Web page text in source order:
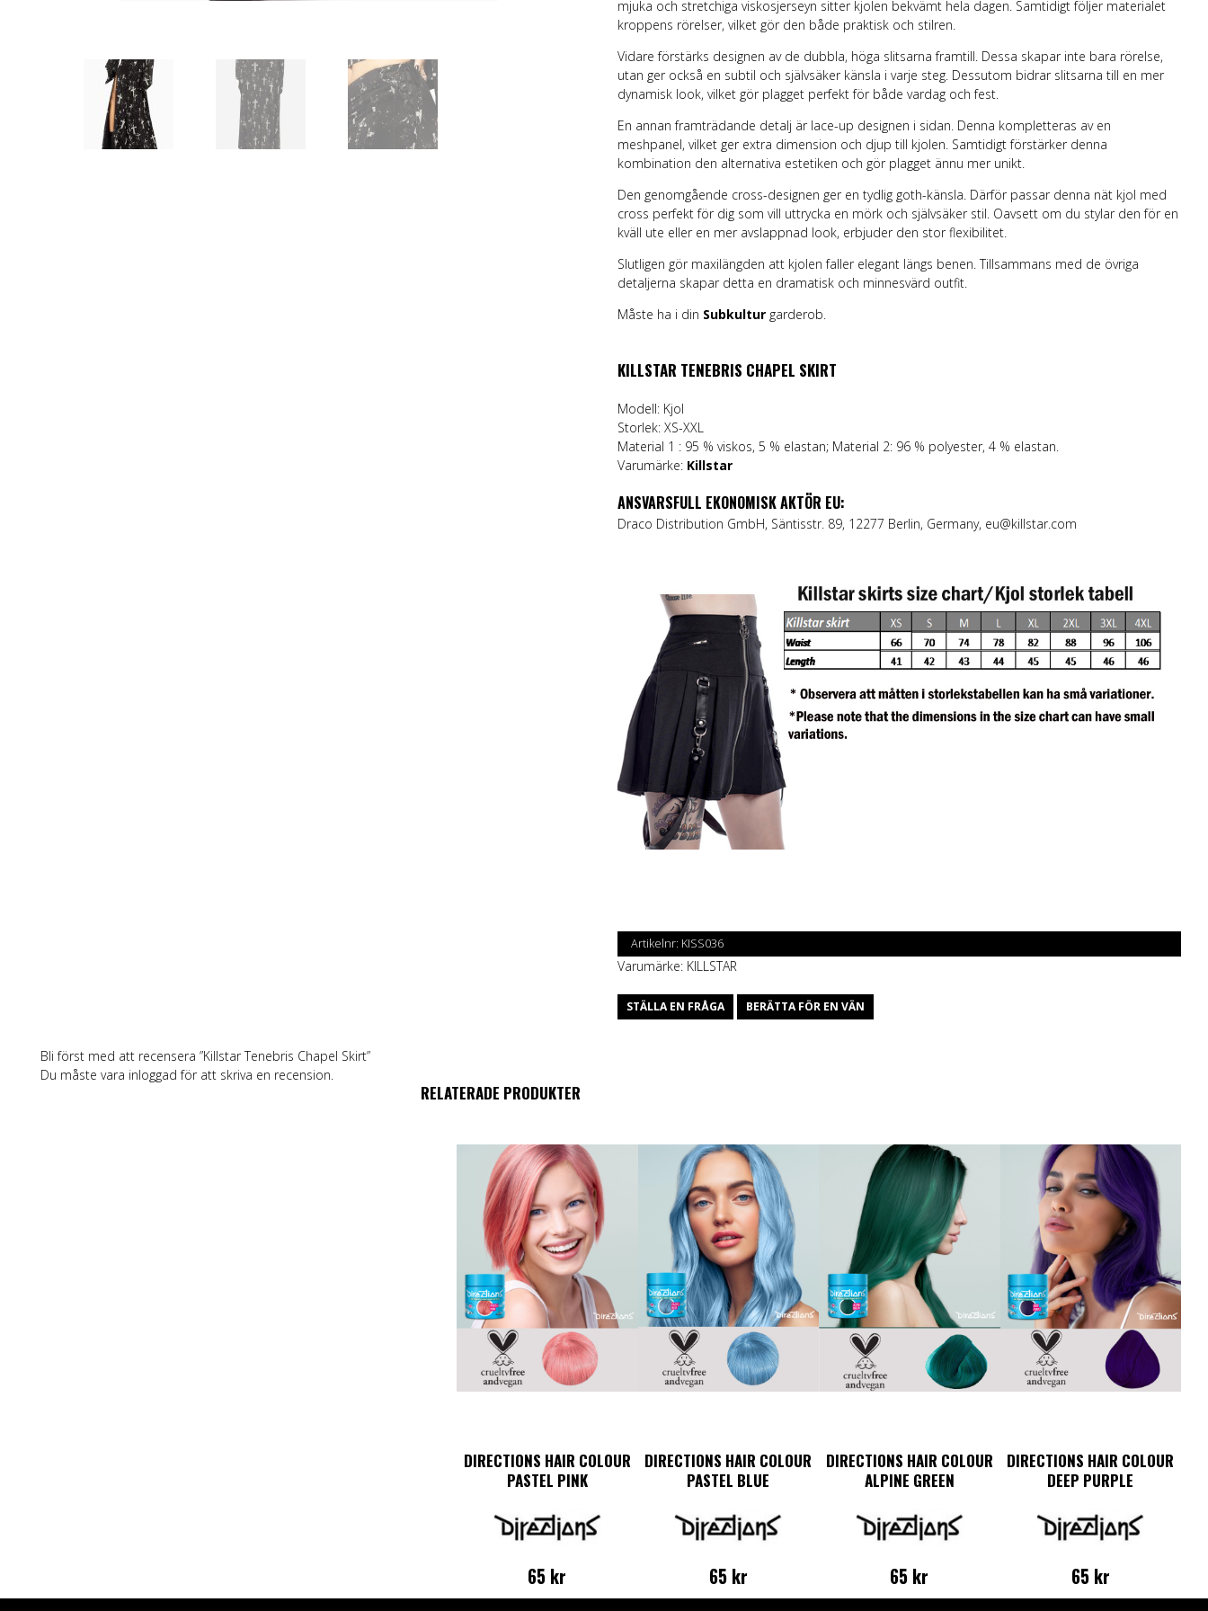
mjuka och stretchiga viskosjerseyn sitter kjolen bekvämt hela dagen. Samtidigt följer materialet
kroppens rörelser, vilket gör den både praktisk och stilren.
Vidare förstärks designen av de dubbla, höga slitsarna framtill. Dessa skapar inte bara rörelse,
utan ger också en subtil och självsäker känsla i varje steg. Dessutom bidrar slitsarna till en mer
dynamisk look, vilket gör plagget perfekt för både vardag och fest.
En annan framträdande detalj är lace-up designen i sidan. Denna kompletteras av en
meshpanel, vilket ger extra dimension och djup till kjolen. Samtidigt förstärker denna
kombination den alternativa estetiken och gör plagget ännu mer unikt.
Den genomgående cross-designen ger en tydlig goth-känsla. Därför passar denna nät kjol med
cross perfekt för dig som vill uttrycka en mörk och självsäker stil. Oavsett om du stylar den för en
kväll ute eller en mer avslappnad look, erbjuder den stor flexibilitet.
Slutligen gör maxilängden att kjolen faller elegant längs benen. Tillsammans med de övriga
detaljerna skapar detta en dramatisk och minnesvärd outfit.
Måste ha i din Subkultur garderob.
KILLSTAR TENEBRIS CHAPEL SKIRT
Modell: Kjol
Storlek: XS-XXL
Material 1 : 95 % viskos, 5 % elastan; Material 2: 96 % polyester, 4 % elastan.
Varumärke: Killstar
ANSVARSFULL EKONOMISK AKTÖR EU:
Draco Distribution GmbH, Säntisstr. 89, 12277 Berlin, Germany, eu@killstar.com
Artikelnr: KISS036
Varumärke: KILLSTAR
STÄLLA EN FRÅGA BERÄTTA FÖR EN VÄN
Bli först med att recensera ”Killstar Tenebris Chapel Skirt”
Du måste vara inloggad för att skriva en recension.
RELATERADE PRODUKTER
DIRECTIONS HAIR COLOUR
PASTEL PINK
65 kr
DIRECTIONS HAIR COLOUR
PASTEL BLUE
65 kr
DIRECTIONS HAIR COLOUR
ALPINE GREEN
65 kr
DIRECTIONS HAIR COLOUR
DEEP PURPLE
65 kr